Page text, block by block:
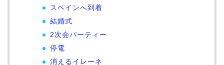
スペインへ到着
結婚式
2次会パーティー
停電
消えるイレーネ